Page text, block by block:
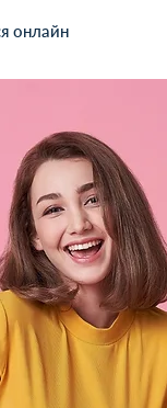
онлайн